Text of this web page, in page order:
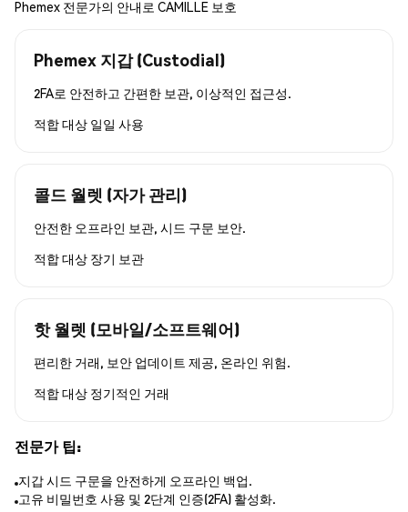
Phemex 전문가의 안내로 CAMILLE 보호
Phemex 지갑 (Custodial)
2FA로 안전하고 간편한 보관, 이상적인 접근성.
적합 대상 일일 사용
콜드 월렛 (자가 관리)
안전한 오프라인 보관, 시드 구문 보안.
적합 대상 장기 보관
핫 월렛 (모바일/소프트웨어)
편리한 거래, 보안 업데이트 제공, 온라인 위험.
적합 대상 정기적인 거래
전문가 팁:
지갑 시드 구문을 안전하게 오프라인 백업.
고유 비밀번호 사용 및 2단계 인증(2FA) 활성화.